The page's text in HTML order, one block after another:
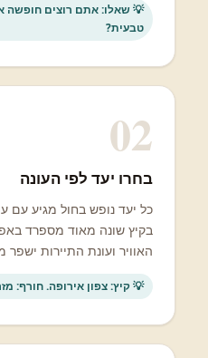
💡 שאלו: אתם רוצים חופשה
טבעית?
02
בחרו יעד לפי העונה
כל יעד נופש בחול מגיע עם
בקיץ שונה מאוד מספרד
האוויר ועונת התיירות
💡 קיץ: צפון אירופה. חורף: